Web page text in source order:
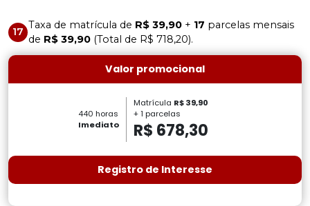
17
Taxa de matrícula de R$ 39,90+ 17 parcelas mensais
de R$ 39,90(Total de R$ 718,20).
Valor promocional
440 horas
Imediato
Matrícula R$ 39,90
+ 1 parcelas
R$ 678,30
Registro de Interesse